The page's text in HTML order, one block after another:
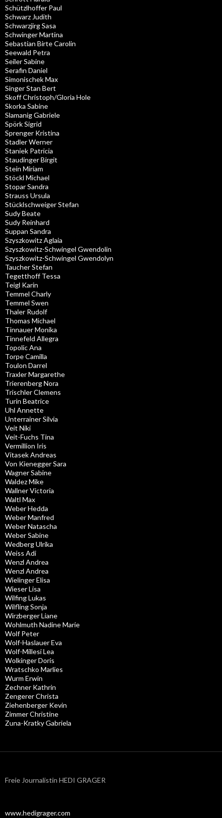
Schützlhoffer Paul
Schwarz Judith
Schwarzjirg Sasa
Schwinger Martina
Sebastian Birte Carolin
Seewald Petra
Seiler Sabine
Serafin Daniel
Simonischek Max
Singer Stan Bert
Skoff Christoph/Gloria Hole
Skorka Sabine
Slamanig Gabriele
Spörk Sigrid
Sprenger Kristina
Stadler Werner
Staniek Patricia
Staudinger Birgit
Stein Miriam
Stöckl Michael
Stopar Sandra
Strauss Ursula
Stücklschweiger Stefan
Sudy Beate
Sudy Reinhard
Suppan Sandra
Szyszkowitz Aglaia
Szyszkowitz-Schwingel Gwendolin
Szyszkowitz-Schwingel Gwendolyn
Taucher Stefan
Tegetthoff Tessa
Teigl Karin
Temmel Charly
Temmel Swen
Thaler Rudolf
Thomas Michael
Tinnauer Monika
Tinnefeld Allegra
Topolic Ana
Torpe Camilla
Toulon Darrel
Traxler Margarethe
Trierenberg Nora
Trischler Clemens
Turin Beatrice
Uhl Annette
Unterrainer Silvia
Veit Niki
Veit-Fuchs Tina
Vermillion Iris
Vitasek Andreas
Von Kienegger Sara
Wagner Sabine
Waldez Mike
Wallner Victoria
Waltl Max
Weber Hedda
Weber Manfred
Weber Natascha
Weber Sabine
Wedberg Ulrika
Weiss Adi
Wenzl Andrea
Wenzl Andrea
Wielinger Elisa
Wieser Lisa
Wilfing Lukas
Wilfling Sonja
Wirzberger Liane
Wohlmuth Nadine Marie
Wolf Peter
Wolf-Haslauer Eva
Wolf-Millesi Lea
Wolkinger Doris
Wratschko Marlies
Wurm Erwin
Zechner Kathrin
Zengerer Christa
Ziehenberger Kevin
Zimmer Christine
Zuna-Kratky Gabriela
Freie Journalistin HEDI GRAGER
www.hedigrager.com